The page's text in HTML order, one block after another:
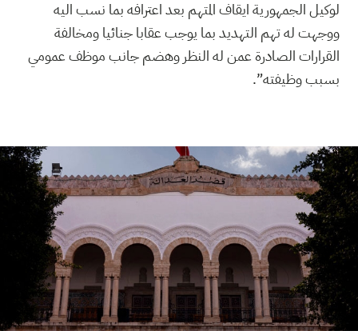
لوكيل الجمهورية ايقاف المتهم بعد اعترافه بما نسب اليه
ووجهت له تهم التهديد بما يوجب عقابا جنائيا ومخالفة
القرارات الصادرة عمن له النظر وهضم جانب موظف عمومي
بسبب وظيفته”.